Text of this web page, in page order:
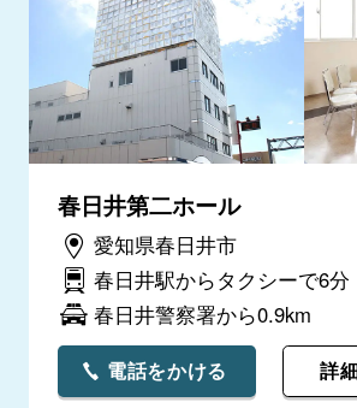
春日井第二ホール
愛知県春日井市
春日井駅からタクシーで6分
春日井警察署から0.9km
電話をかける 詳